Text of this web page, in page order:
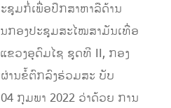
ມກໍ່ເພື່ອປຶກສາຫາລືດ້ານ
ນກອງປະຊຸມສະໄໝສາມັນເທື່ອ
ຂວງອຸດົມໄຊ ຊຸດທີ II, ກອງ
ານຂໍ້ຕົກລົງຮ່ວມສະ ບັບ
ກຸມພາ 2022 ວ່າດ້ວຍ ການ